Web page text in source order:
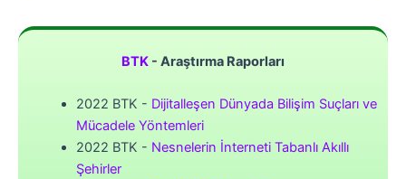
BTK - Araştırma Raporları
2022 BTK - Dijitalleşen Dünyada Bilişim Suçları ve
Mücadele Yöntemleri
2022 BTK - Nesnelerin İnterneti Tabanlı Akıllı
Şehirler